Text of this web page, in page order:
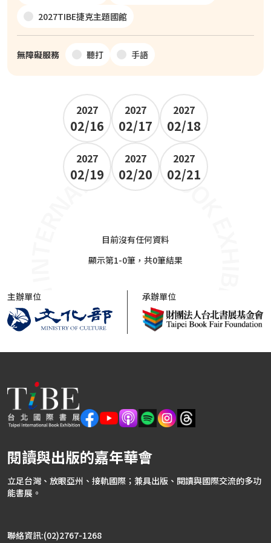
2027TIBE捷克主題國館
無障礙服務 聽打 手語
2027
02/16
2027
02/17
2027
02/18
2027
02/19
2027
02/20
2027
02/21
目前沒有任何資料
顯示第1-0筆，共0筆結果
主辦單位 承辦單位
閱讀與出版的嘉年華會
立足台灣、放眼亞州、接軌國際；兼具出版、閱讀與國際交流的多功
能書展。
聯絡資訊:(02)2767-1268